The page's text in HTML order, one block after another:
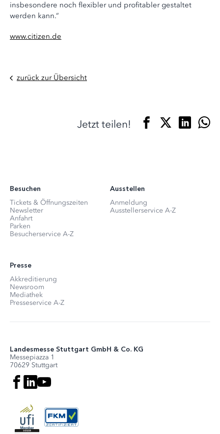
insbesondere noch flexibler und profitabler gestaltet
werden kann.“
www.citizen.de
zurück zur Übersicht
Jetzt teilen!
Besuchen
Tickets & Öffnungszeiten
Newsletter
Anfahrt
Parken
Besucherservice A-Z
Ausstellen
Anmeldung
Ausstellerservice A-Z
Presse
Akkreditierung
Newsroom
Mediathek
Presseservice A-Z
Landesmesse Stuttgart GmbH & Co. KG
Messepiazza 1
70629 Stuttgart